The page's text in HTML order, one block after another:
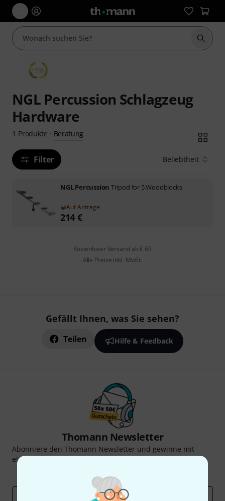
Suche
NGL Percussion Schlagzeug
Hardware
1 Produkte · Beratung
Filter Beliebtheit
NGL Percussion Tripod for 5 Woodblocks
Auf Anfrage
214 €
Kostenloser Versand ab € 69
Alle Preise inkl. MwSt.
Gefällt Ihnen, was Sie sehen?
Teilen Hilfe & Feedback
Thomann Newsletter
Abonniere den Thomann Newsletter und gewinne mit
etwas Glück einen von50 Gutscheinenüber jeweils50€!